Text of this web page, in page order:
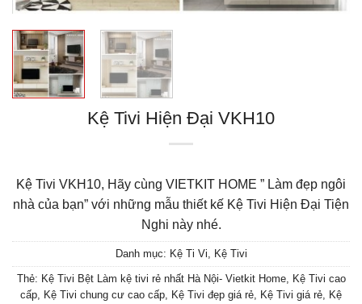
Kệ Tivi Hiện Đại VKH10
Kệ Tivi VKH10, Hãy cùng VIETKIT HOME ” Làm đẹp ngôi
nhà của bạn” với những mẫu thiết kế Kệ Tivi Hiện Đại Tiện
Nghi này nhé.
Danh mục: Kệ Ti Vi, Kệ Tivi
Thẻ: Kệ Tivi Bệt Làm kệ tivi rẻ nhất Hà Nội- Vietkit Home, Kệ Tivi cao
cấp, Kệ Tivi chung cư cao cấp, Kệ Tivi đẹp giá rẻ, Kệ Tivi giá rẻ, Kệ